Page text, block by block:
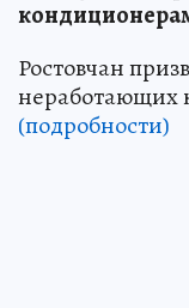
Ростовчан
неработающих
(подробности)